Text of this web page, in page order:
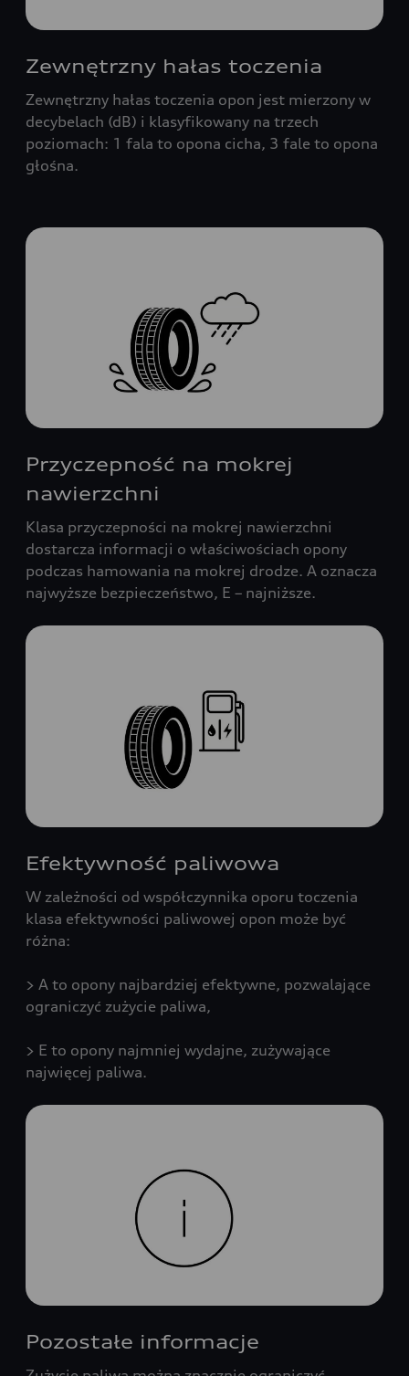
Zewnętrzny hałas toczenia
Zewnętrzny hałas toczenia opon jest mierzony w
decybelach (dB) i klasyfikowany na trzech
poziomach: 1 fala to opona cicha, 3 fale to opona
głośna.
Przyczepność na mokrej
nawierzchni
Klasa przyczepności na mokrej nawierzchni
dostarcza informacji o właściwościach opony
podczas hamowania na mokrej drodze. A oznacza
najwyższe bezpieczeństwo, E – najniższe.
Efektywność paliwowa
W zależności od współczynnika oporu toczenia
klasa efektywności paliwowej opon może być
różna:
> A to opony najbardziej efektywne, pozwalające
ograniczyć zużycie paliwa,
> E to opony najmniej wydajne, zużywające
najwięcej paliwa.
Pozostałe informacje